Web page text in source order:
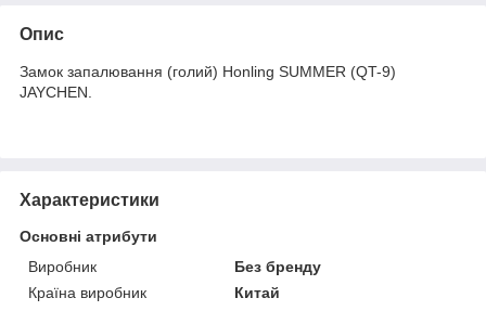
Опис
Замок запалювання (голий) Honling SUMMER (QT-9)
JAYCHEN.
Характеристики
Основні атрибути
Виробник
Без бренду
Країна виробник
Китай